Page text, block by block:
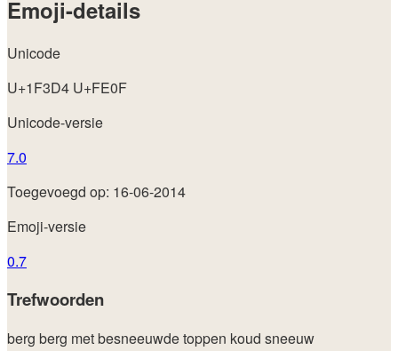
Emoji-details
Unicode
U+1F3D4 U+FE0F
Unicode-versie
7.0
Toegevoegd op: 16-06-2014
Emoji-versie
0.7
Trefwoorden
berg berg met besneeuwde toppen koud sneeuw